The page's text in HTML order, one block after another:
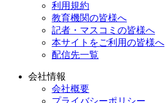
利用規約
教育機関の皆様へ
記者・マスコミの皆様へ
本サイトをご利用の皆様へ
配信先一覧
会社情報
会社概要